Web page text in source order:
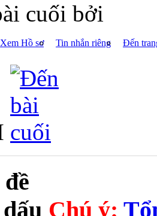
cuối bởi
Xem Hồ sơ
Tin nhắn riêng Đến
Chú ý: